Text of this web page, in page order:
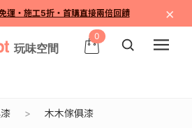
運・施工5折・首購直接兩倍回饋 ×
0
木木傢俱漆